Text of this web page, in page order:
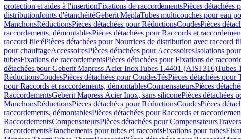
protection et aides à l'insertionFixations de raccordementsPièces détachées
distributionJoints d'étanchéitéGeberit MeplaTubes multicouches pour eau
ManchonsRéductionsPièces détachées pour RéductionsCoudesPièces
raccordements, démontablesPièces détachées pour Raccords et
raccord filetéPièces détachées pour Nourrices de distribution avec raccord
pour chauffageAccessoiresPièces détachées pour AccessoiresIsolations
tubesFixations de raccordementsPièces détachées pour Fixations de
détachées pour Geberit Mapress Acier InoxTubes 1.4401 (AISI 316)Tubes
RéductionsCoudesPièces détachées pour CoudesTésPièces détachées pour
pour Raccords et raccordements, démontablesCompensateursPièces
RaccordementsGeberit Mapress Acier Inox, sans siliconePièces détachées
ManchonsRéductionsPièces détachées pour RéductionsCoudesPièces
raccordements, démontablesPièces détachées pour Raccords et
RaccordementsCompensateursPièces détachées pour Compensateurs
raccordementsEtanchements pour tubes et raccordsFixations pour tubes